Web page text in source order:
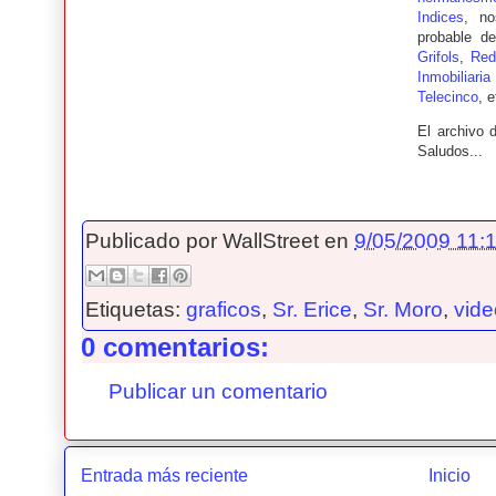
Indices,
probable
Grifols,
Telecinco,
El archivo
Saludos...
Publicado porWallStreet en 9/05/2009
Etiquetas:graficos, Sr. Erice, Sr. Moro,
0 comentarios:
Publicar un comentario
Entrada más reciente Inicio